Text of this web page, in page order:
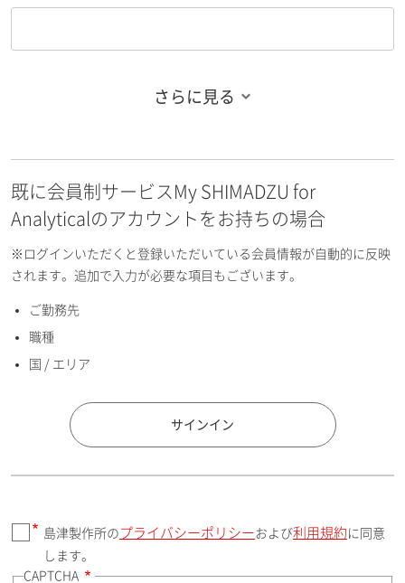
お名前フリガナ（名）
E-mailアドレス（半角英数）
国 / エリア
郵便番号（勤務先）
さらに見る
既に会員制サービスMy SHIMADZU for
Analyticalのアカウントをお持ちの場合
※ログインいただくと登録いただいている会員情報が自動的に反映
されます。追加で入力が必要な項目もございます。
ご勤務先
職種
国 / エリア
サインイン
島津製作所の プライバシーポリシー および利用規約 に同意
します。
CAPTCHA